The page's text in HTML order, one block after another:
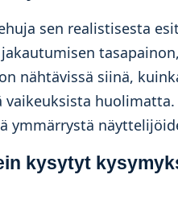
sen realistisesta
nähtävissä siinä,
vaikeuksista
ymmärrystä
kysytyt